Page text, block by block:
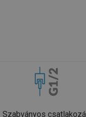
Szabványos